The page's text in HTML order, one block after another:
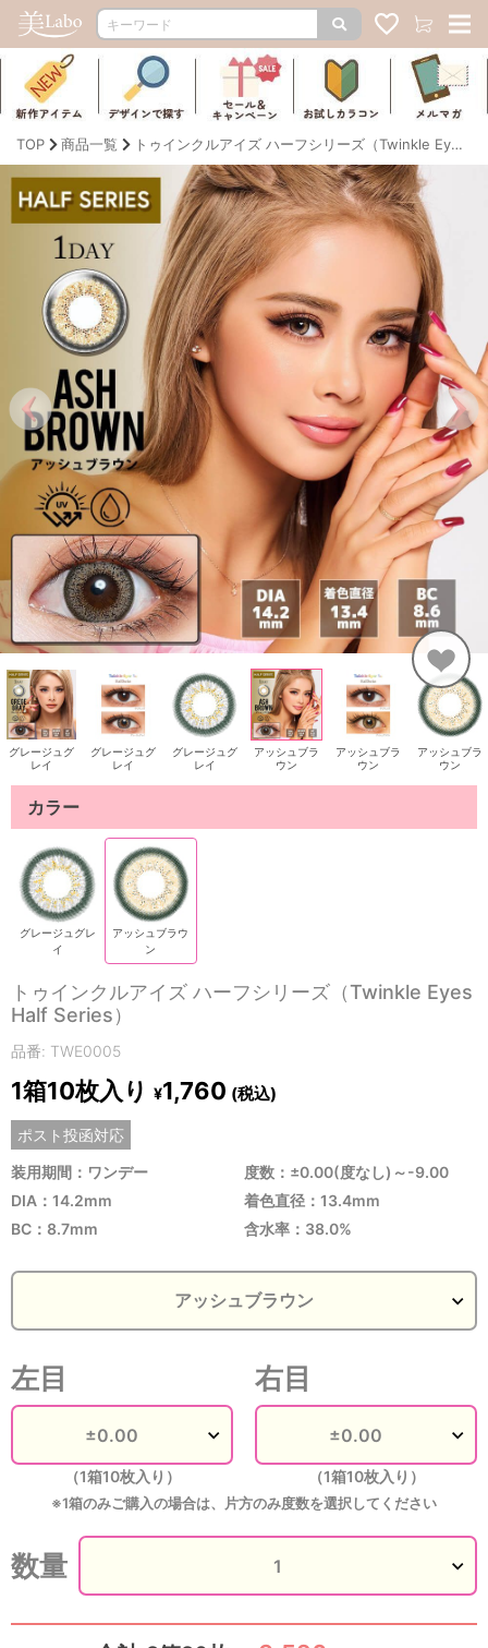
TOP 商品一覧 トゥインクルアイズ ハーフシリーズ（Twinkle Eyes Half Series）
グレージュグ
レイ
グレージュグ
レイ
グレージュグ
レイ
アッシュブラ
ウン
アッシュブラ
ウン
アッシュブラ
ウン
カラー
グレージュグレ
イ
アッシュブラウ
ン
トゥインクルアイズ ハーフシリーズ（Twinkle Eyes
Half Series）
品番: TWE0005
1箱10枚入り ¥1,760 (税込)
ポスト投函対応
装用期間：ワンデー
度数：±0.00(度なし)～-9.00
DIA：14.2mm
着色直径：13.4mm
BC：8.7mm
含水率：38.0%
左目
（1箱10枚入り）
右目
（1箱10枚入り）
※1箱のみご購入の場合は、片方のみ度数を選択してください
数量